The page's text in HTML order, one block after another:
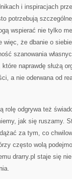
i inspiracjach
potrzebują
wspierać nie tylko
więc, że dbanie o
szanowania
naprawdę służą
a nie oderwana od
rolę odgrywa też
jak się ruszamy.
za tym, co
często wolą
drarry.pl staje się